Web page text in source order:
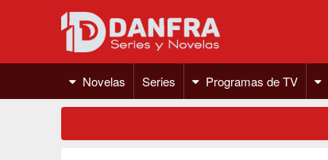
Novelas Series Programas de TV